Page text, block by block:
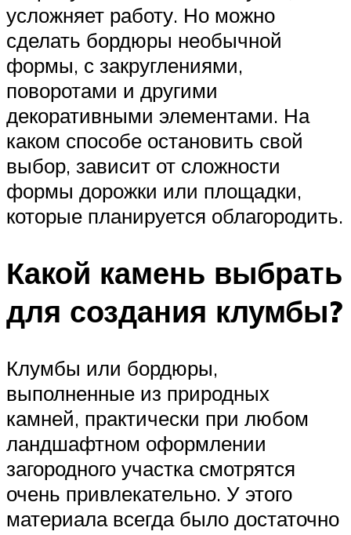
усложняет работу. Но можно
сделать бордюры необычной
формы, с закруглениями,
поворотами и другими
декоративными элементами. На
каком способе остановить свой
выбор, зависит от сложности
формы дорожки или площадки,
которые планируется облагородить.
Какой камень выбрать
для создания клумбы?
Клумбы или бордюры,
выполненные из природных
камней, практически при любом
ландшафтном оформлении
загородного участка смотрятся
очень привлекательно. У этого
материала всегда было достаточно